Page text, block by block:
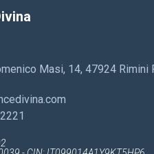
Masi, 14, 47924 Rimini